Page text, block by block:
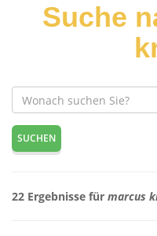
Suche
SUCHEN
22 Ergebnisse für marcus